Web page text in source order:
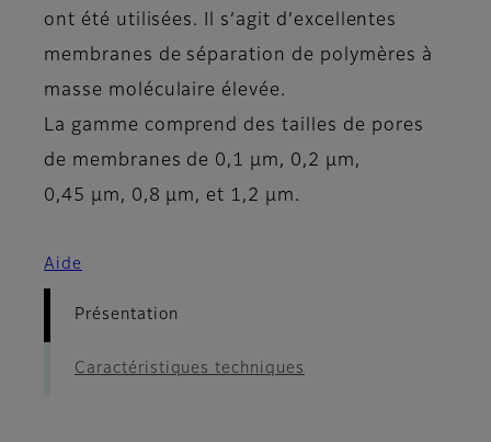
ont été utilisées. Il s’agit d’excellentes
membranes de séparation de polymères à
masse moléculaire élevée.
La gamme comprend des tailles de pores
de membranes de 0,1 µm, 0,2 µm,
0,45 µm, 0,8 µm, et 1,2 µm.
Aide
Présentation
Caractéristiques techniques